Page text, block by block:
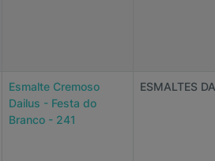
Esmalte Cremoso
Dailus - Festa do
Branco - 241
ESMALTES